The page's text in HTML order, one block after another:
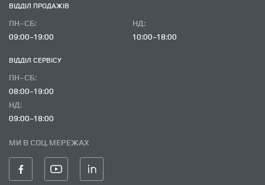
ВІДДІЛ ПРОДАЖІВ
ПН-СБ:
09:00-19:00
НД:
10:00-18:00
ВІДДІЛ CЕРВІСУ
ПН-СБ:
08:00-19:00
НД:
09:00-18:00
МИ В СОЦ. МЕРЕЖАХ